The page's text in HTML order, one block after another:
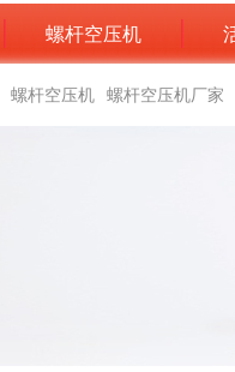
打
螺杆空压机
螺杆空压机 螺杆空压机厂家